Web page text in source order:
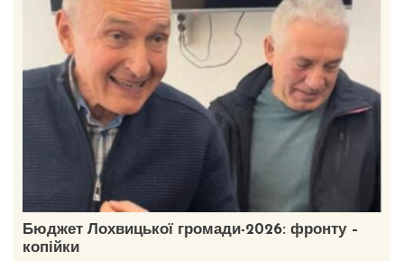
Бюджет Лохвицької громади-2026: фронту –
копійки